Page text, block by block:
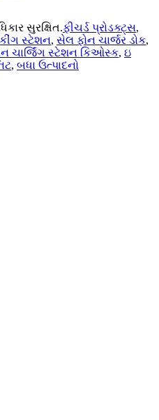
સુરક્ષિત.ફીચર્ડ પ્રોડક્ટ્સ,
સ્ટેશન, સેલ ફોન ચાર્જર ડોક,
ચાર્જિંગ સ્ટેશન કિઓસ્ક, ઇ
, બધા ઉત્પાદનો